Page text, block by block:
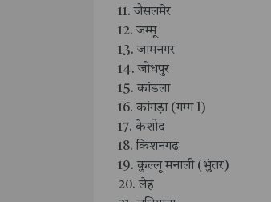
11. जैसलमेर
12. जम्मू
13. जामनगर
14. जोधपुर
15. कांडला
16. कांगड़ा (गग्ग l)
17. केशोद
18. किशनगढ़
19. कुल्लू मनाली (भुंतर)
20. लेह